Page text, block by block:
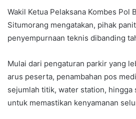
Wakil Ketua Pelaksana Kombes Pol
Situmorang mengatakan, pihak
penyempurnaan teknis dibanding
Mulai dari pengaturan parkir yang
arus peserta, penambahan pos
sejumlah titik, water station,
untuk memastikan kenyamanan